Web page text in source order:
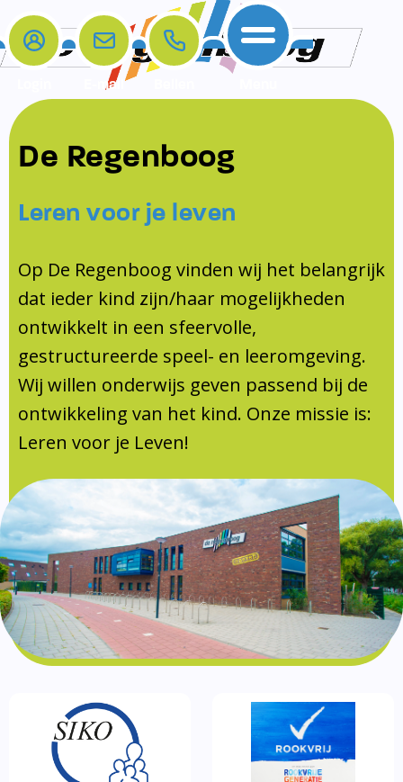
Home
De school
Opleiding en Stage
KomKids
Schoolvakanties
Ouderraad
Medezeggenschapsraad
Documentatie
Formulieren
SIKO
Ouders
Ouders
Contact
Contact
Contact
Samenwerkingen
Samenwerkingen
Schoollogopedist
E-mail
De Regenboog
Leren voor je leven
Op De Regenboog vinden wij het belangrijk
dat ieder kind zijn/haar mogelijkheden
ontwikkelt in een sfeervolle,
gestructureerde speel- en leeromgeving.
Wij willen onderwijs geven passend bij de
ontwikkeling van het kind. Onze missie is:
Leren voor je Leven!